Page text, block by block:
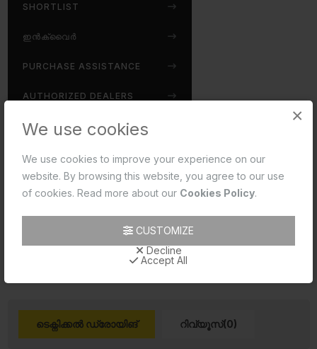
×
We use cookies
We use cookies to improve your experience on our
website. By browsing this website, you agree to our use
of cookies. Read more about our Cookies Policy.
CUSTOMIZE
Decline
Accept All
SHORTLIST
ഇൻക്വൈർ
PURCHASE ASSISTANCE
AUTHORIZED DEALERS
Jaquar reserves the right at its sole discretion, to
change/modify/alter any product specification at any time
without notice, where improvement can be effected in
design, development and dimensions.
ടെക്നിക്കൽ ഡ്രോയിങ് റിവ്യൂസ്(0)